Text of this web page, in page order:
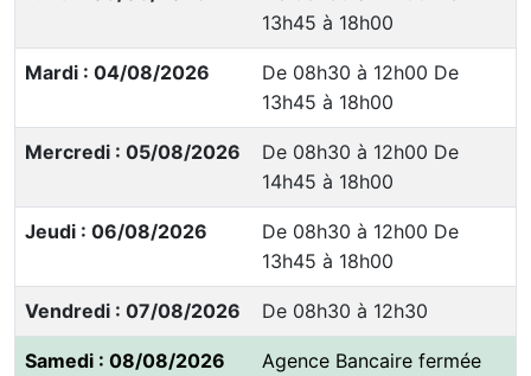
13h45 à 18h00
Mardi : 04/08/2026
De 08h30 à 12h00 De
13h45 à 18h00
Mercredi : 05/08/2026
De 08h30 à 12h00 De
14h45 à 18h00
Jeudi : 06/08/2026
De 08h30 à 12h00 De
13h45 à 18h00
Vendredi : 07/08/2026 De 08h30 à 12h30
Samedi : 08/08/2026 Agence Bancaire fermée